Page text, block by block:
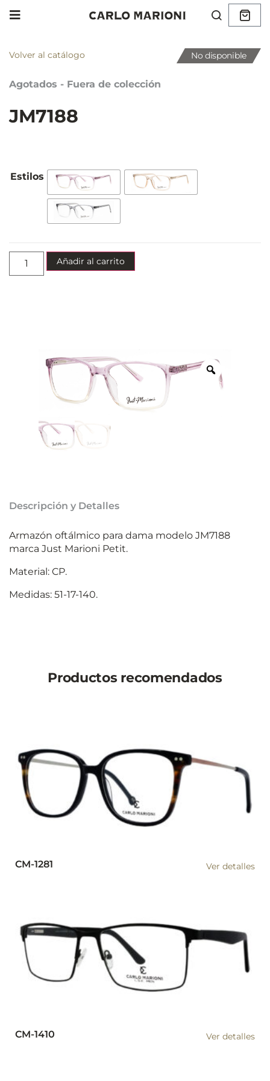
Descripción y Detalles
Armazón oftálmico para dama modelo JM7188
marca Just Marioni Petit.
Material: CP.
Medidas: 51-17-140.
Volver al catálogo
Agotados - Fuera de colección
JM7188
No disponible
Añadir al carrito
Productos recomendados
CM-1281 Ver detalles
CM-1410 Ver detalles